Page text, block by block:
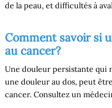
de la peau, et difficultés à
Comment savoir si
au cancer?
Une douleur persistante qui
une douleur au dos, peut
cancer. Consultez un